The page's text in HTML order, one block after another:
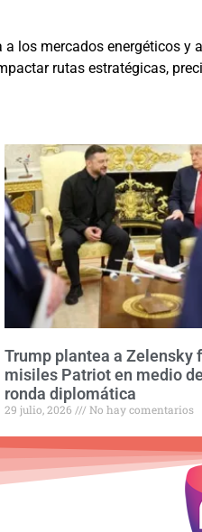
los mercados energéticos y
rutas estratégicas,
Trump plantea a Zelensky
misiles Patriot en medio
ronda diplomática
29 julio, 2026 No hay comentarios